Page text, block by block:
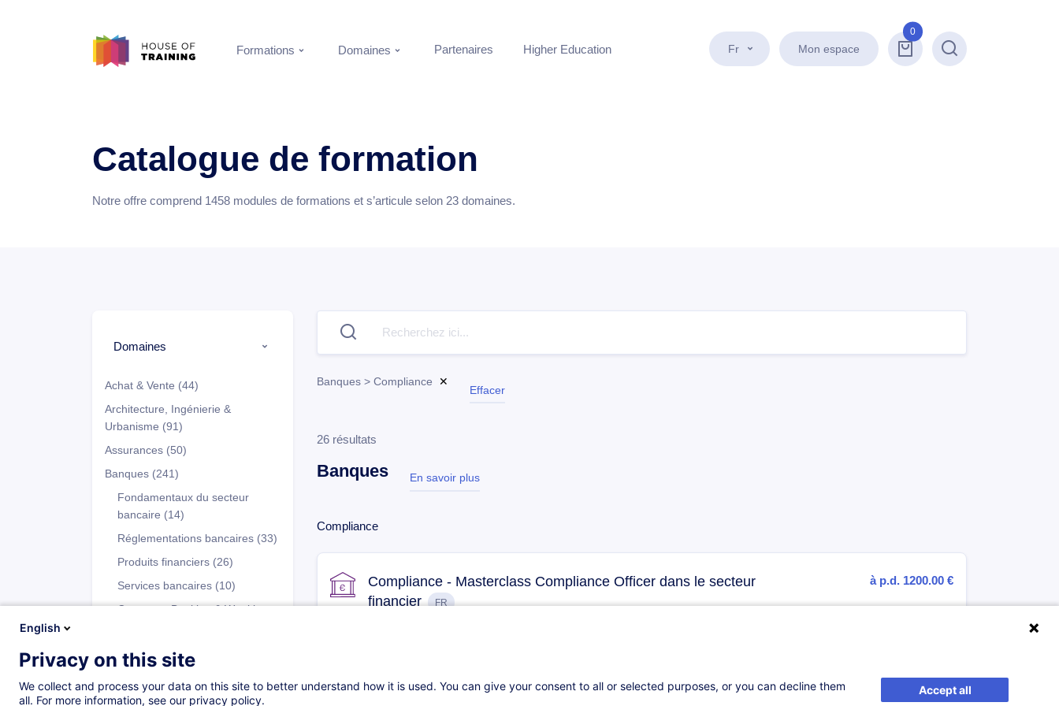
Fr Mon espace
0
Recherche
Formations Domaines Partenaires Higher Education
Catalogue de formation
Notre offre comprend 1458 modules de formations et s’articule selon 23 domaines.
Domaines
Achat & Vente (44)
Architecture, Ingénierie &
Urbanisme (91)
Assurances (50)
Banques (241)
Fondamentaux du secteur
bancaire (14)
Réglementations bancaires (33)
Produits financiers (26)
Services bancaires (10)
Corporate Banking & Wealth
Opérations Back-Office
contrôle de gestion (12)
Programmes
Banques > Compliance ✕
Effacer
26 résultats
Banques En savoir plus
test
Compliance
Compliance - Masterclass Compliance Officer dans le secteur
financier
FR
à p.d. 1200.00 €
23.09.2026 18h Cours du jour Cours du soir Plus
English
Privacy on this site
We collect and process your data on this site to better understand how it is used. You can give your consent to all or selected purposes, or you can decline them
all. For more information, see our privacy policy.
Accept all